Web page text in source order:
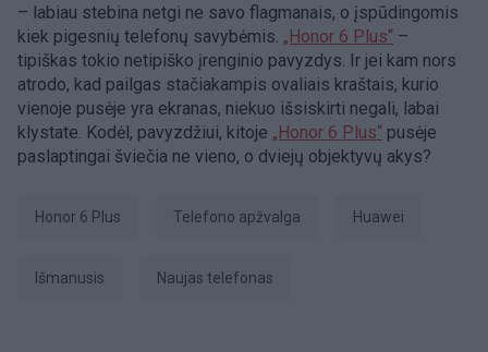
– labiau stebina netgi ne savo flagmanais, o įspūdingomis
kiek pigesnių telefonų savybėmis. „Honor 6 Plus“ –
tipiškas tokio netipiško įrenginio pavyzdys. Ir jei kam nors
atrodo, kad pailgas stačiakampis ovaliais kraštais, kurio
vienoje pusėje yra ekranas, niekuo išsiskirti negali, labai
klystate. Kodėl, pavyzdžiui, kitoje „Honor 6 Plus“ pusėje
paslaptingai šviečia ne vieno, o dviejų objektyvų akys?
Honor 6 Plus telefono apžvalga Huawei
išmanusis naujas telefonas